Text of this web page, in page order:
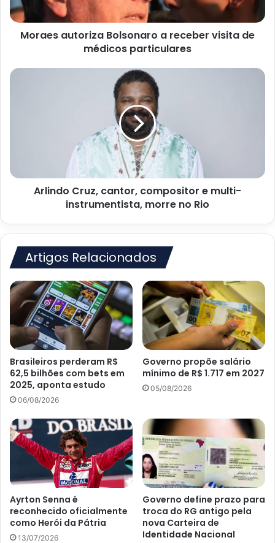
médicos
particulares
Moraes autoriza Bolsonaro a receber visita de
médicos particulares
Arlindo
no
Arlindo Cruz, cantor, compositor e multi-
instrumentista, morre no Rio
Artigos Relacionados
Brasileiros perderam R$
62,5 bilhões com bets em
2025, aponta estudo
06/08/2026
Governo propõe salário
mínimo de R$ 1.717 em 2027
05/08/2026
Ayrton Senna é
reconhecido oficialmente
como Herói da Pátria
13/07/2026
Governo define prazo para
troca do RG antigo pela
nova Carteira de
Identidade Nacional